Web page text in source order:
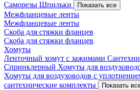
Саморезы Шпильки Показать все
Межфланцевые ленты
Межфланцевые ленты
Скоба для стяжки фланцев
Скоба для стяжки фланцев
Хомуты
Ленточный хомут с зажимами
Спринклерный Хомуты для
Хомуты для воздуховодов с
сантехнические комплекты
Показать